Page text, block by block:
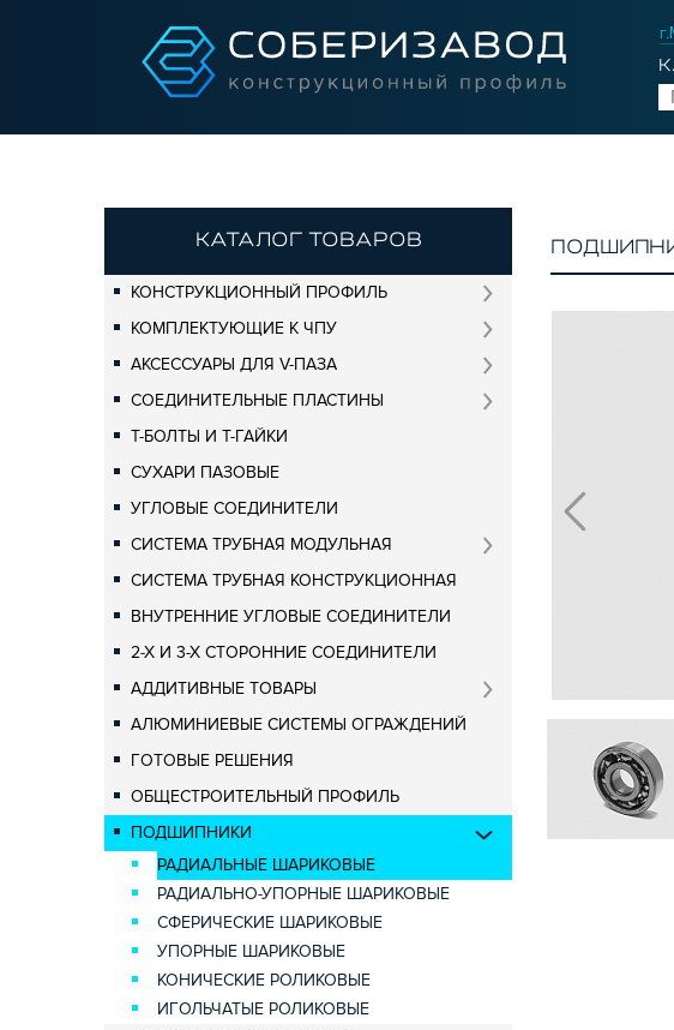
КАТАЛОГ ТОВАРОВ
КОНСТРУКЦИОННЫЙ ПРОФИЛЬ
КОМПЛЕКТУЮЩИЕ К ЧПУ
АКСЕССУАРЫ ДЛЯ V-ПАЗА
СОЕДИНИТЕЛЬНЫЕ ПЛАСТИНЫ
Т-БОЛТЫ И Т-ГАЙКИ
СУХАРИ ПАЗОВЫЕ
УГЛОВЫЕ СОЕДИНИТЕЛИ
СИСТЕМА ТРУБНАЯ МОДУЛЬНАЯ
СИСТЕМА ТРУБНАЯ КОНСТРУКЦИОННАЯ
ВНУТРЕННИЕ УГЛОВЫЕ СОЕДИНИТЕЛИ
2-Х И 3-Х СТОРОННИЕ СОЕДИНИТЕЛИ
АДДИТИВНЫЕ ТОВАРЫ
АЛЮМИНИЕВЫЕ СИСТЕМЫ ОГРАЖДЕНИЙ
ГОТОВЫЕ РЕШЕНИЯ
ОБЩЕСТРОИТЕЛЬНЫЙ ПРОФИЛЬ
ПОДШИПНИКИ
РАДИАЛЬНЫЕ ШАРИКОВЫЕ
РАДИАЛЬНО-УПОРНЫЕ ШАРИКОВЫЕ
СФЕРИЧЕСКИЕ ШАРИКОВЫЕ
УПОРНЫЕ ШАРИКОВЫЕ
КОНИЧЕСКИЕ РОЛИКОВЫЕ
ИГОЛЬЧАТЫЕ РОЛИКОВЫЕ